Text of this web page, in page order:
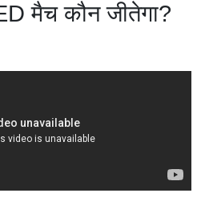
मैच कौन जीतेगा?